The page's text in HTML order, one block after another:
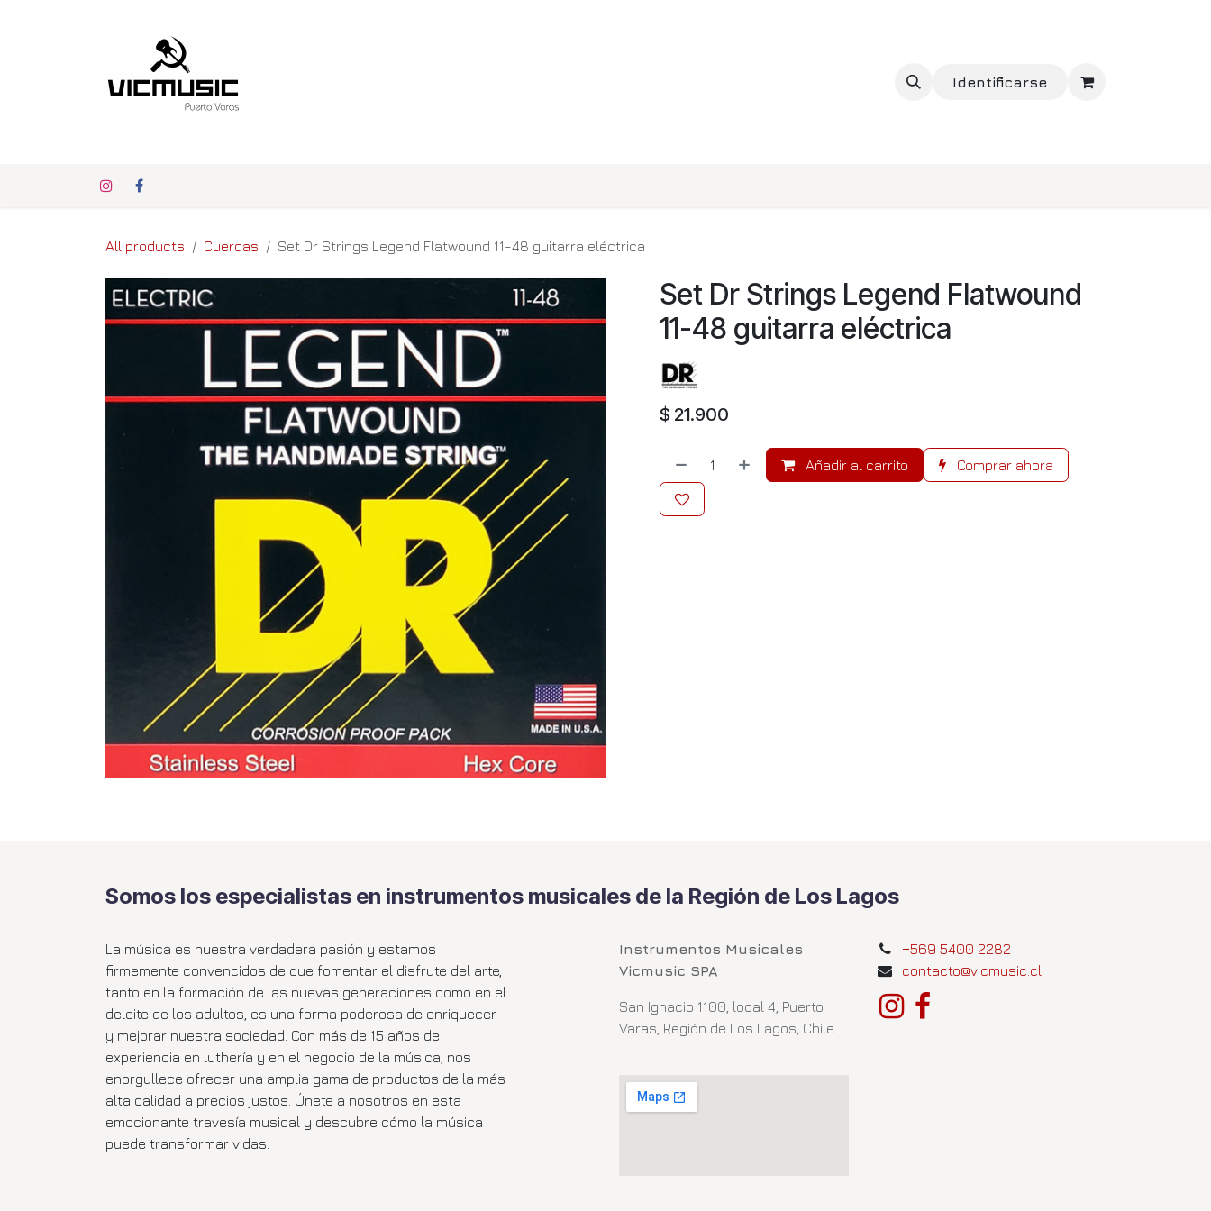
Identificarse
All products Cuerdas Set Dr Strings Legend Flatwound 11-48 guitarra eléctrica
Set Dr Strings Legend Flatwound
11-48 guitarra eléctrica
$ 21.900
Añadir al carrito Comprar ahora
Somos los especialistas en instrumentos musicales de la Región de Los Lagos
La música es nuestra verdadera pasión y estamos
firmemente convencidos de que fomentar el disfrute del arte,
tanto en la formación de las nuevas generaciones como en el
deleite de los adultos, es una forma poderosa de enriquecer
y mejorar nuestra sociedad. Con más de 15 años de
experiencia en luthería y en el negocio de la música, nos
enorgullece ofrecer una amplia gama de productos de la más
alta calidad a precios justos. Únete a nosotros en esta
emocionante travesía musical y descubre cómo la música
puede transformar vidas.
Instrumentos Musicales
Vicmusic SPA
San Ignacio 1100, local 4, Puerto
Varas, Región de Los Lagos, Chile
+569 5400 2282
contacto@vicmusic.cl